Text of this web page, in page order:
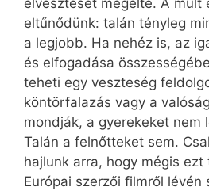
elvesztését megélte. A múlt
eltűnődünk: talán tényleg
a legjobb. Ha nehéz is, az
és elfogadása
teheti egy veszteség
köntörfalazás vagy a
mondják, a gyerekeket nem
Talán a felnőtteket sem.
hajlunk arra, hogy mégis ezt
Európai szerzői filmről lévén